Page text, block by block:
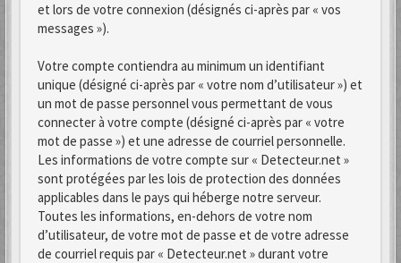
et lors de votre connexion (désignés ci-après par « vos
messages »).
Votre compte contiendra au minimum un identifiant
unique (désigné ci-après par « votre nom d’utilisateur ») et
un mot de passe personnel vous permettant de vous
connecter à votre compte (désigné ci-après par « votre
mot de passe ») et une adresse de courriel personnelle.
Les informations de votre compte sur « Detecteur.net »
sont protégées par les lois de protection des données
applicables dans le pays qui héberge notre serveur.
Toutes les informations, en-dehors de votre nom
d’utilisateur, de votre mot de passe et de votre adresse
de courriel requis par « Detecteur.net » durant votre